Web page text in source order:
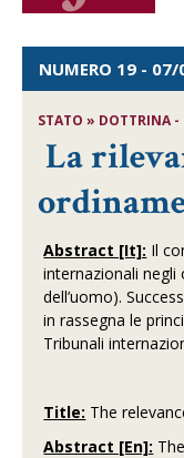
NUMERO 19 - 07/
STATO » DOTTRINA -
La
Abstract [It]: Il
internazionali negli
dell’uomo).
in rassegna le
Tribunali
Title: The
Abstract [En]: